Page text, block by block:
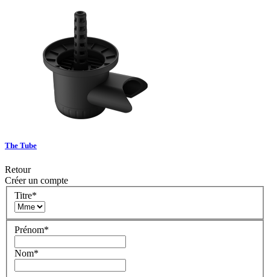
The Tube
Retour
Créer un compte
Titre*
Prénom*
Nom*